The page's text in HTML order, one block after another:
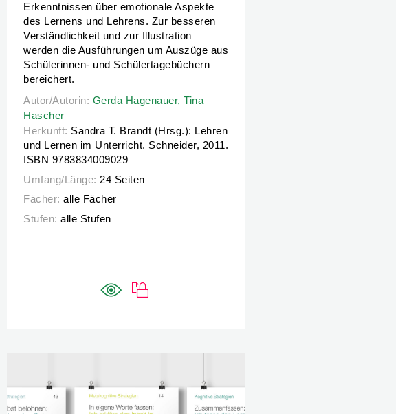
Erkenntnissen über emotionale Aspekte
des Lernens und Lehrens. Zur besseren
Verständlichkeit und zur Illustration
werden die Ausführungen um Auszüge aus
Schülerinnen- und Schülertagebüchern
bereichert.
Autor/Autorin: Gerda Hagenauer,Tina Hascher
Autor/Autorin: Gerda Hagenauer,Tina
Hascher
Herkunft: Sandra T. Brandt (Hrsg.): Lehren
und Lernen im Unterricht. Schneider, 2011.
ISBN 9783834009029
Umfang/Länge: 24 Seiten
Fächer: alle Fächer
Stufen: alle Stufen